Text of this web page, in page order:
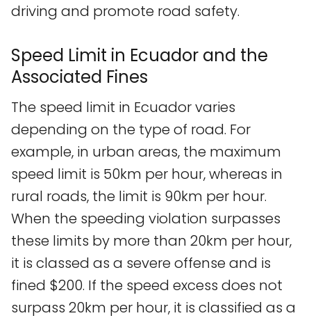
driving and promote road safety.
Speed Limit in Ecuador and the
Associated Fines
The speed limit in Ecuador varies
depending on the type of road. For
example, in urban areas, the maximum
speed limit is 50km per hour, whereas in
rural roads, the limit is 90km per hour.
When the speeding violation surpasses
these limits by more than 20km per hour,
it is classed as a severe offense and is
fined $200. If the speed excess does not
surpass 20km per hour, it is classified as a